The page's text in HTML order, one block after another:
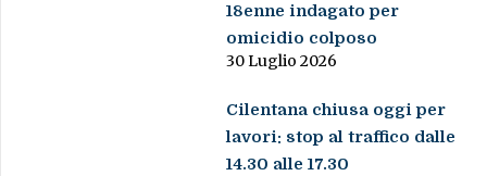
18enne indagato per
omicidio colposo
30 Luglio 2026
Cilentana chiusa oggi per
lavori: stop al traffico dalle
14.30 alle 17.30